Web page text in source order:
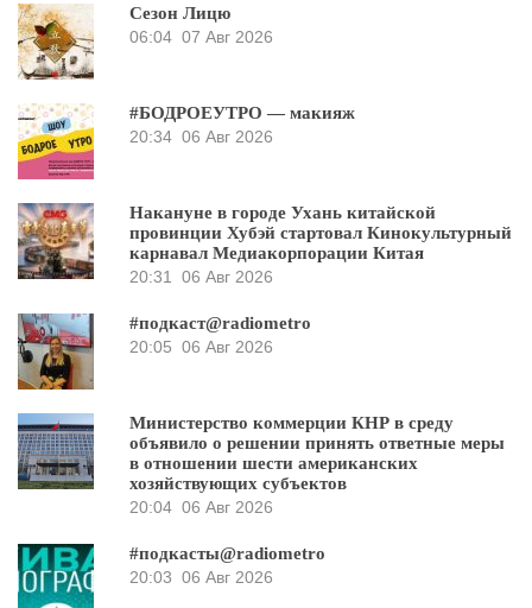
Сезон Лицю
06:04 07 Авг 2026
#БОДРОЕУТРО — макияж
20:34 06 Авг 2026
Накануне в городе Ухань китайской
провинции Хубэй стартовал Кинокультурный
карнавал Медиакорпорации Китая
20:31
06 Авг 2026
#подкаст@radiometro
20:05 06 Авг 2026
Министерство коммерции КНР в среду
объявило о решении принять ответные меры
в отношении шести американских
хозяйствующих субъектов
20:04 06 Авг 2026
#подкасты@radiometro
20:03 06 Авг 2026